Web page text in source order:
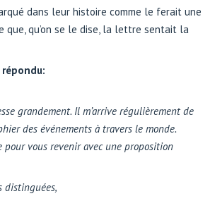
dans leur histoire comme le ferait une
que, qu’on se le dise, la lettre sentait la
grandement. Il m’arrive régulièrement de
des événements à travers le monde.
pour vous revenir avec une proposition
distinguées,